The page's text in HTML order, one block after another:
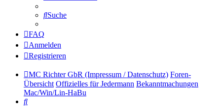
Suche
FAQ
Anmelden
Registrieren
MC Richter GbR (Impressum / Datenschutz) Foren-
Übersicht Offizielles für Jedermann Bekanntmachungen
Mac/Win/Lin-HaBu
Suche